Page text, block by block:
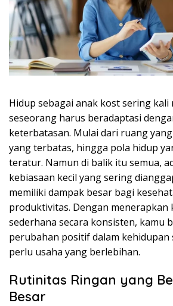
Hidup sebagai anak kost sering kali
seseorang harus beradaptasi
keterbatasan. Mulai dari ruang
yang terbatas, hingga pola hidup
teratur. Namun di balik itu semua,
kebiasaan kecil yang sering
memiliki dampak besar bagi
produktivitas. Dengan menerapkan
sederhana secara konsisten, kamu
perubahan positif dalam
perlu usaha yang berlebihan.
Rutinitas Ringan yang
Besar